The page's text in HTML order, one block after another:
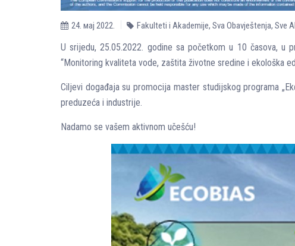
24. мај 2022. Fakulteti i Akademije, Sva Obavještenja, Sve
U srijedu, 25.05.2022. godine sa početkom u 10 časova, u
“Monitoring kvaliteta vode, zaštita životne sredine i ekološka
Ciljevi događaja su promocija master studijskog programa
preduzeća i industrije.
Nadamo se vašem aktivnom učešću!